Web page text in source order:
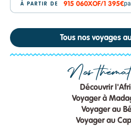
À PARTIR DE 915 060XOF/1 395€
Tous nos voyages
Nos
Découvrir
Voyager à
Voyager au
Voyager au